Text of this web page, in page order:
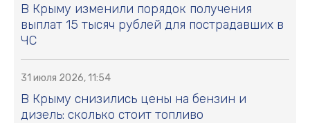
В Крыму изменили порядок получения
выплат 15 тысяч рублей для пострадавших в
ЧС
31 июля 2026, 11:54
В Крыму снизились цены на бензин и
дизель: сколько стоит топливо